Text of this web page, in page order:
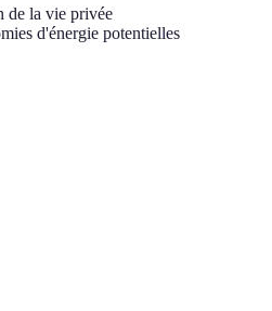
de la vie privée
d'énergie potentielles